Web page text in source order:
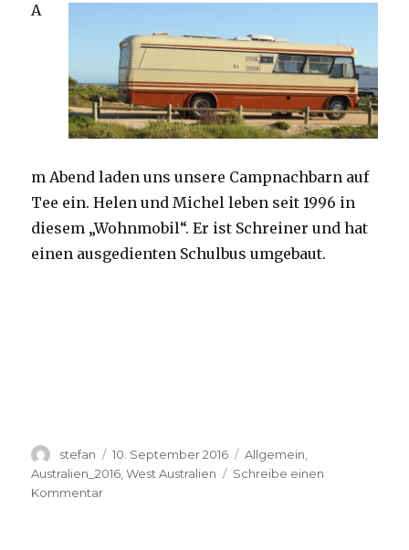
A
m Abend laden uns unsere Campnachbarn auf
Tee ein. Helen und Michel leben seit 1996 in
diesem „Wohnmobil“. Er ist Schreiner und hat
einen ausgedienten Schulbus umgebaut.
Autor
stefan
Veröffentlicht
am
10. September 2016 Kategorien
Allgemein
Australien_2016 ,West Australien
Schreibe einen
Kommentarzu